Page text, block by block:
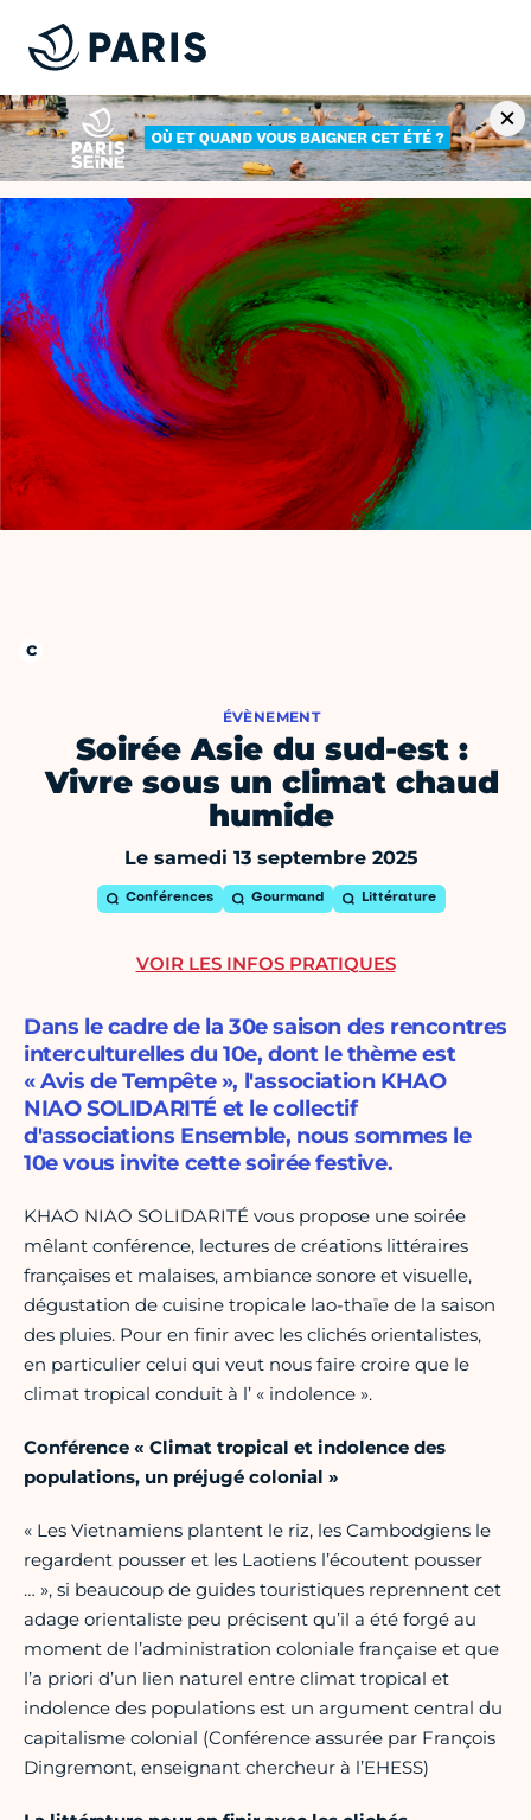
ÉVÈNEMENT
Soirée Asie du sud-est :
Vivre sous un climat chaud
humide
Le samedi 13 septembre 2025
Conférences Gourmand Littérature
Dans le cadre de la 30e saison des rencontres
interculturelles du 10e, dont le thème est
« Avis de Tempête », l'association KHAO
NIAO SOLIDARITÉ et le collectif
d'associations Ensemble, nous sommes le
10e vous invite cette soirée festive.
KHAO NIAO SOLIDARITÉ vous propose une soirée
mêlant conférence, lectures de créations littéraires
françaises et malaises, ambiance sonore et visuelle,
dégustation de cuisine tropicale lao-thaïe de la saison
des pluies. Pour en finir avec les clichés orientalistes,
en particulier celui qui veut nous faire croire que le
climat tropical conduit à l’ « indolence ».
Conférence « Climat tropical et indolence des
populations, un préjugé colonial »
« Les Vietnamiens plantent le riz, les Cambodgiens le
regardent pousser et les Laotiens l’écoutent pousser
… », si beaucoup de guides touristiques reprennent cet
adage orientaliste peu précisent qu’il a été forgé au
moment de l’administration coloniale française et que
l’a priori d’un lien naturel entre climat tropical et
indolence des populations est un argument central du
capitalisme colonial (Conférence assurée par François
Dingremont, enseignant chercheur à l’EHESS)
VOIR LES INFOS PRATIQUES